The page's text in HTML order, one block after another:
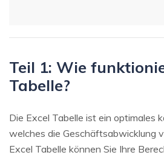
Teil 1: Wie
Tabelle?
Die Excel Tabelle ist ein optimales
welches die Geschäftsabwicklung
Excel Tabelle können Sie Ihre